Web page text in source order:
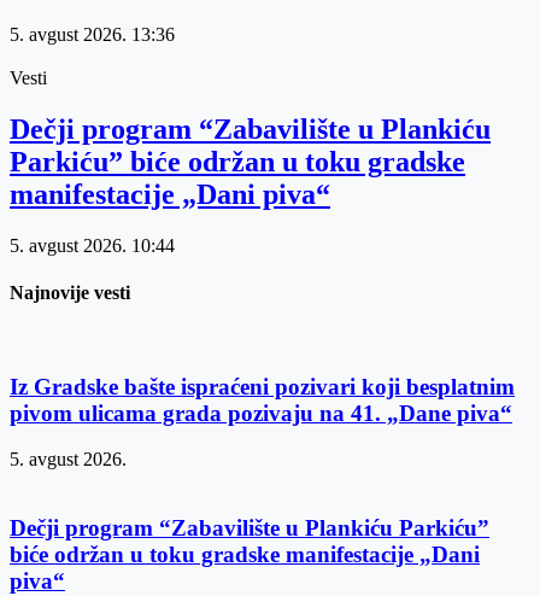
5. avgust 2026. 13:36
Vesti
Dečji program “Zabavilište u Plankiću
Parkiću” biće održan u toku gradske
manifestacije „Dani piva“
5. avgust 2026. 10:44
Najnovije vesti
Iz Gradske bašte ispraćeni pozivari koji besplatnim
pivom ulicama grada pozivaju na 41. „Dane piva“
5. avgust 2026.
Dečji program “Zabavilište u Plankiću Parkiću”
biće održan u toku gradske manifestacije „Dani
piva“